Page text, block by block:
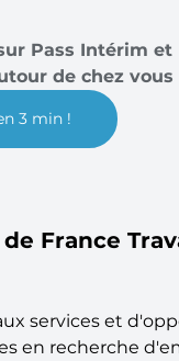
Pass Intérim et
de chez vous
3 min !
France
services et
en recherche